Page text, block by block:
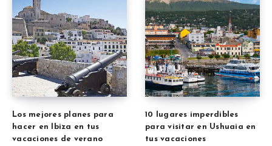
Los mejores planes para
hacer en Ibiza en tus
vacaciones de verano
10 lugares imperdibles
para visitar en Ushuaia en
tus vacaciones